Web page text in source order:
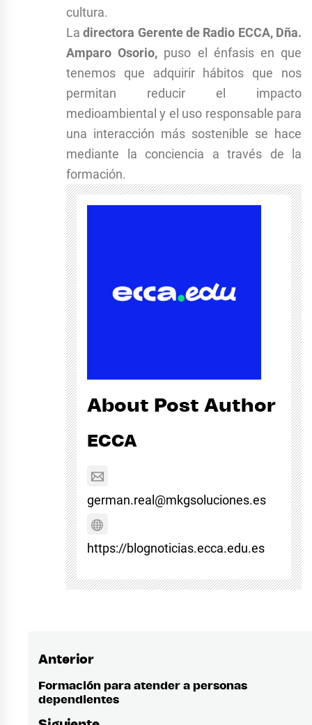
cultura.
Ladirectora Gerente de Radio ECCA, Dña.
Amparo Osorio, puso el énfasis en que
tenemos que adquirir hábitos que nos
permitan reducir el impacto
medioambiental y el uso responsable para
una interacción más sostenible se hace
mediante la conciencia a través de la
formación.
About Post Author
ECCA
german.real@mkgsoluciones.es
https://blognoticias.ecca.edu.es
Navegación
de
Anterior
Entrada
anterior:
Formación para atender a personas
dependientes